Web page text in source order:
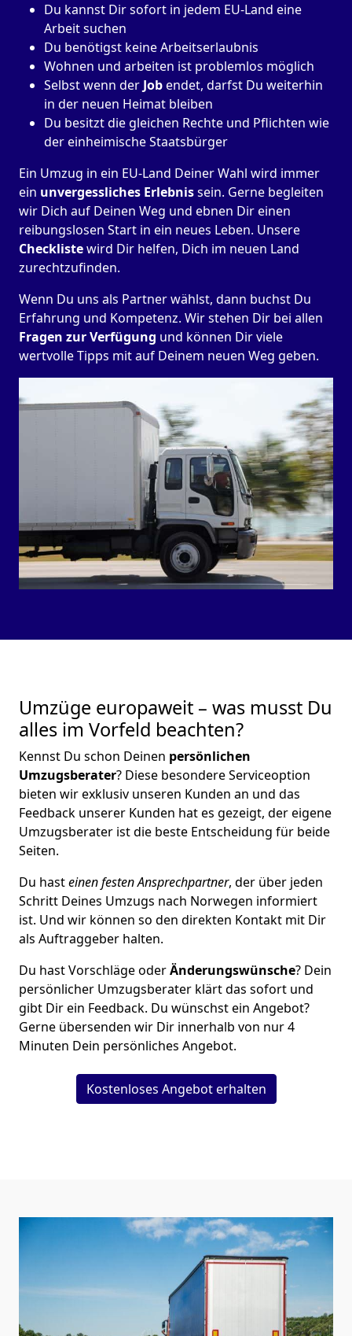
Du kannst Dir sofort in jedem EU-Land eine
Arbeit suchen
Du benötigst keine Arbeitserlaubnis
Wohnen und arbeiten ist problemlos möglich
Selbst wenn der Jobendet, darfst Du weiterhin
in der neuen Heimat bleiben
Du besitzt die gleichen Rechte und Pflichten wie
der einheimische Staatsbürger
Ein Umzug in ein EU-Land Deiner Wahl wird immer
ein unvergessliches Erlebnissein. Gerne begleiten
wir Dich auf Deinen Weg und ebnen Dir einen
reibungslosen Start in ein neues Leben. Unsere
Checklistewird Dir helfen, Dich im neuen Land
zurechtzufinden.
Wenn Du uns als Partner wählst, dann buchst Du
Erfahrung und Kompetenz. Wir stehen Dir bei allen
Fragen zur Verfügung und können Dir viele
wertvolle Tipps mit auf Deinem neuen Weg geben.
Umzüge europaweit – was musst Du
alles im Vorfeld beachten?
Kennst Du schon Deinen persönlichen
Umzugsberater? Diese besondere Serviceoption
bieten wir exklusiv unseren Kunden an und das
Feedback unserer Kunden hat es gezeigt, der eigene
Umzugsberater ist die beste Entscheidung für beide
Seiten.
Du hasteinen festen Ansprechpartner, der über jeden
Schritt Deines Umzugs nach Norwegen informiert
ist. Und wir können so den direkten Kontakt mit Dir
als Auftraggeber halten.
Du hast Vorschläge oderÄnderungswünsche? Dein
persönlicher Umzugsberater klärt das sofort und
gibt Dir ein Feedback. Du wünschst ein Angebot?
Gerne übersenden wir Dir innerhalb von nur4
Minuten Dein persönliches Angebot.
Kostenloses Angebot erhalten